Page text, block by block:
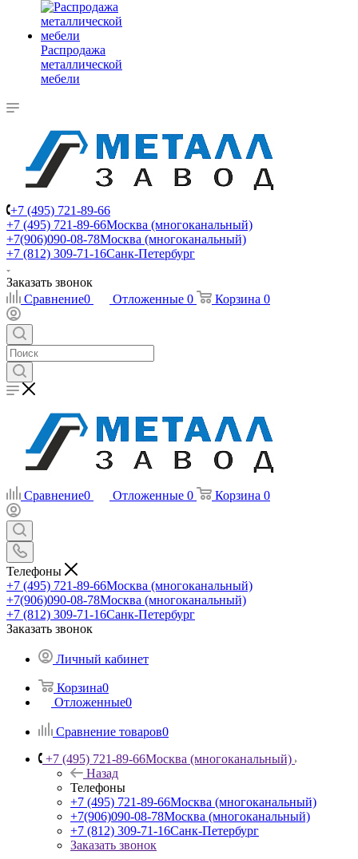
Распродажа
металлической
мебели
+7 (495) 721-89-66
+7 (495) 721-89-66Москва (многоканальный)
+7(906)090-08-78Москва (многоканальный)
+7 (812) 309-71-16Санк-Петербург
Заказать звонок
Сравнение0 Отложенные 0 Корзина 0
Сравнение0 Отложенные 0 Корзина 0
Телефоны
+7 (495) 721-89-66Москва (многоканальный)
+7(906)090-08-78Москва (многоканальный)
+7 (812) 309-71-16Санк-Петербург
Заказать звонок
Личный кабинет
Корзина0
Отложенные0
Сравнение товаров0
+7 (495) 721-89-66Москва (многоканальный)
Назад
Телефоны
+7 (495) 721-89-66Москва (многоканальный)
+7(906)090-08-78Москва (многоканальный)
+7 (812) 309-71-16Санк-Петербург
Заказать звонок